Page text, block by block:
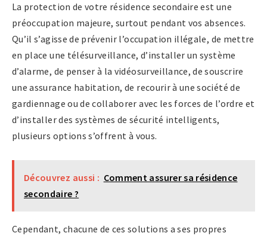
La protection de votre résidence secondaire est une
préoccupation majeure, surtout pendant vos absences.
Qu’il s’agisse de prévenir l’occupation illégale, de mettre
en place une télésurveillance, d’installer un système
d’alarme, de penser à la vidéosurveillance, de souscrire
une assurance habitation, de recourir à une société de
gardiennage ou de collaborer avec les forces de l’ordre et
d’installer des systèmes de sécurité intelligents,
plusieurs options s’offrent à vous.
Découvrez aussi : Comment assurer sa résidence
secondaire ?
Cependant, chacune de ces solutions a ses propres